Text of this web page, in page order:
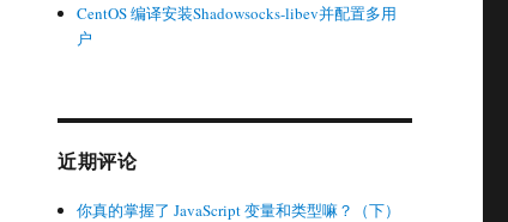
CentOS 编译安装Shadowsocks-libev并配置多用
户
近期评论
你真的掌握了 JavaScript 变量和类型嘛？（下）